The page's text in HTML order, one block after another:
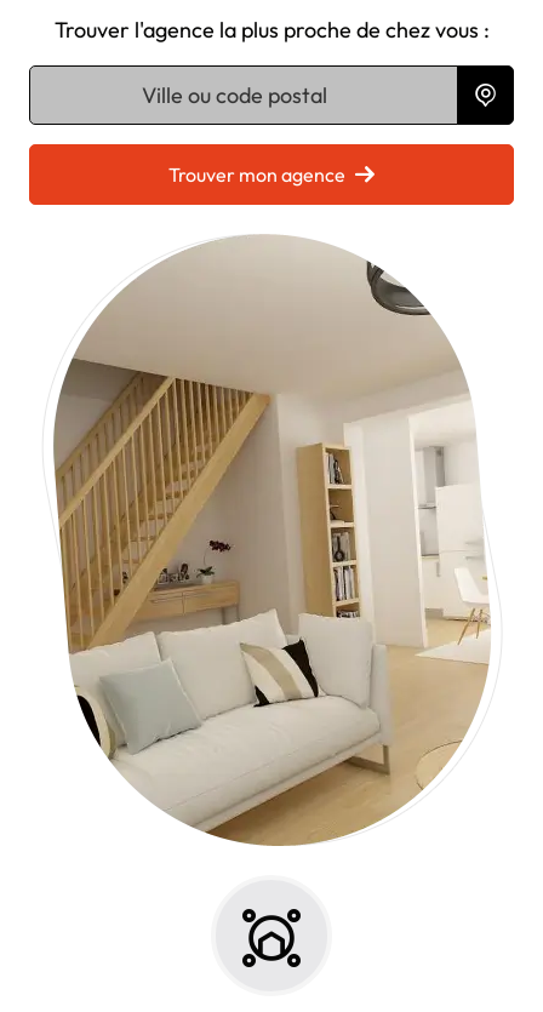
Trouver l'agence la plus proche de chez vous :
Chargement...
Trouver mon agence